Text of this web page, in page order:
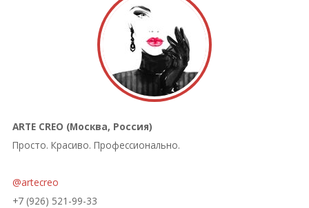
ARTE CREO (Москва, Россия)
Просто. Красиво. Профессионально.
@artecreo
+7 (926) 521-99-33